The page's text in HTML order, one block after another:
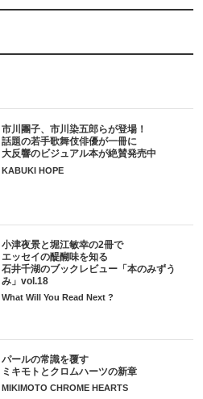
市川團子、市川染五郎らが登場！
話題の若手歌舞伎俳優が一冊に
大反響のビジュアル本が絶賛発売中
KABUKI HOPE
小津夜景と堀江敏幸の2冊で
エッセイの醍醐味を知る
石井千湖のブックレビュー「本のみずう
み」vol.18
What Will You Read Next ?
パールの常識を覆す
ミキモトとクロムハーツの新章
MIKIMOTO CHROME HEARTS